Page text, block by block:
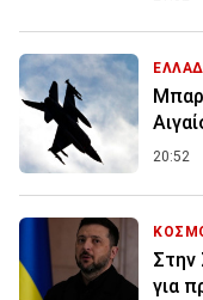
20:52
Στην
για